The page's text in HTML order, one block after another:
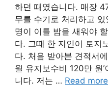
하던 때였습니다. 매장
무를 수기로 처리하고
명이 이틀 밤을 새워야
다. 그때 한 지인이 토지
다. 처음 받아본 견적서
월 유지보수비 120만 원
니다. 저는 … Read more